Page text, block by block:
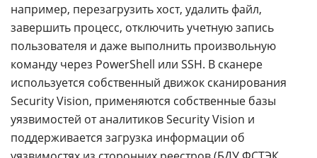
например, перезагрузить хост, удалить файл,
завершить процесс, отключить учетную запись
пользователя и даже выполнить произвольную
команду через PowerShell или SSH. В сканере
используется собственный движок сканирования
Security Vision, применяются собственные базы
уязвимостей от аналитиков Security Vision и
поддерживается загрузка информации об